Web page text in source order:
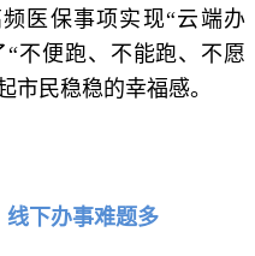
医保事项实现“云端办
不便跑、不能跑、不愿
市民稳稳的幸福感。
下办事难题多